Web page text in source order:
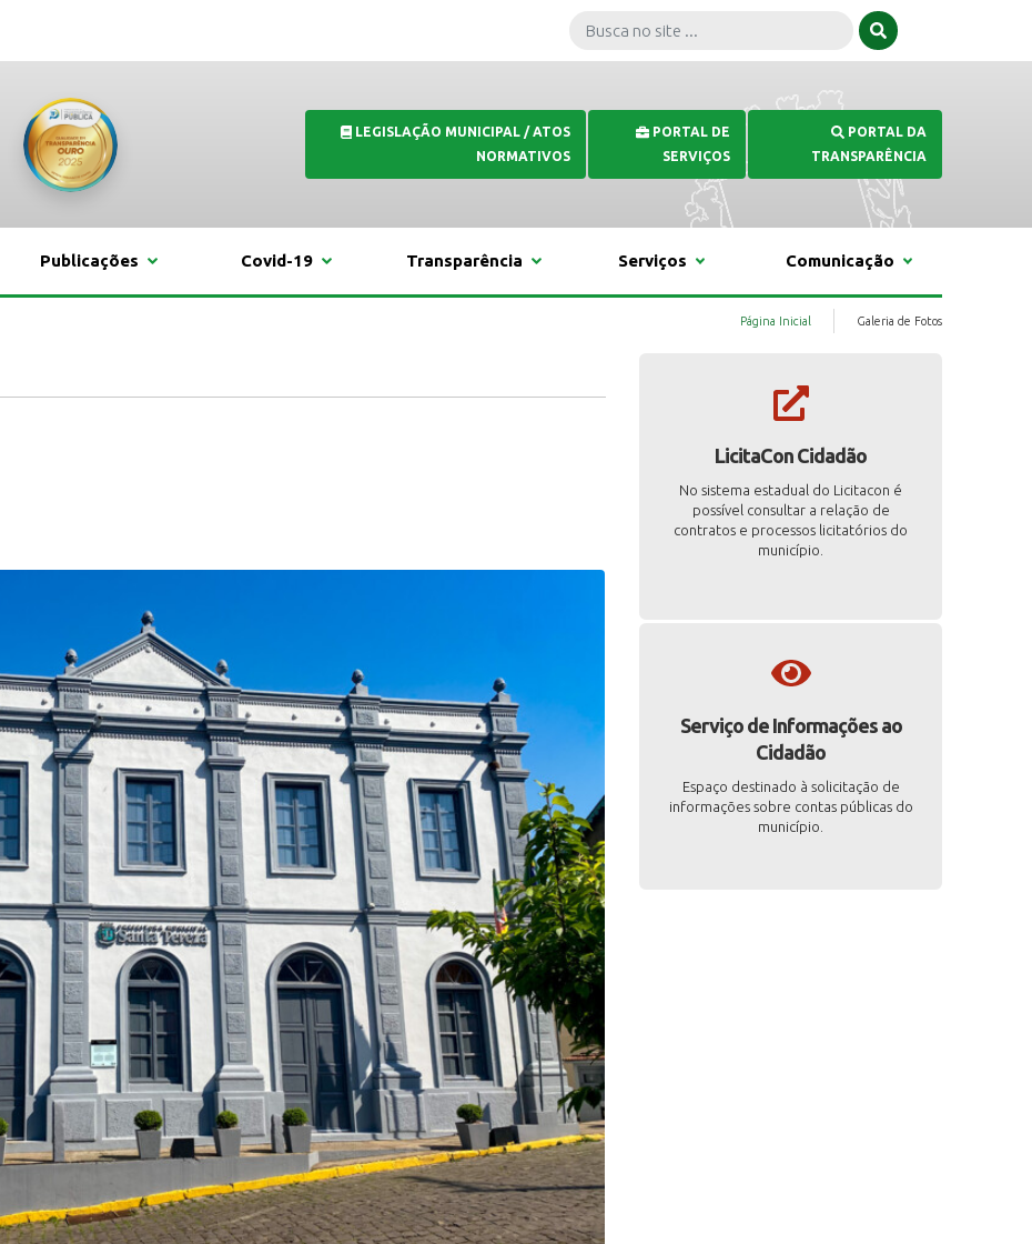
LEGISLAÇÃO MUNICIPAL / ATOS
NORMATIVOS
PORTAL DE
SERVIÇOS
PORTAL DA
TRANSPARÊNCIA
Publicações Covid-19 Transparência Serviços Comunicação
Página Inicial Galeria de Fotos
LicitaCon Cidadão
No sistema estadual do Licitacon é
possível consultar a relação de
contratos e processos licitatórios do
município.
Serviço de Informações ao
Cidadão
Espaço destinado à solicitação de
informações sobre contas públicas do
município.